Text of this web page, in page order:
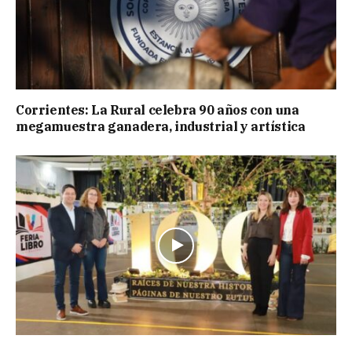
Corrientes: La Rural celebra 90 años con una
megamuestra ganadera, industrial y artística